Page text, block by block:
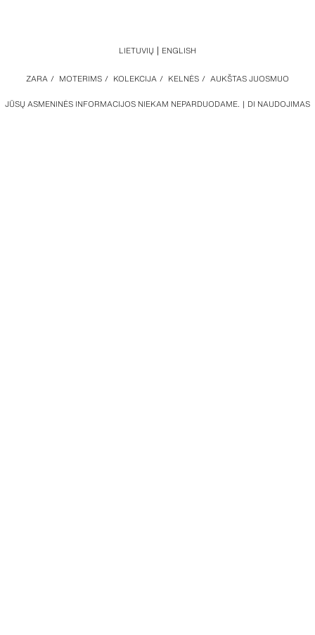
JŪSŲ ASMENINĖS INFORMACIJOS NIEKAM NEPARDUODAME. DI NAUDOJIMAS
ZARA / MOTERIMS / KOLEKCIJA / KELNĖS / AUKŠTAS JUOSMUO
LIETUVIŲ ENGLISH